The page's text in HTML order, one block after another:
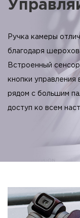
Ручка камеры
благодаря
Встроенный
кнопки
рядом с большим
доступ ко всем